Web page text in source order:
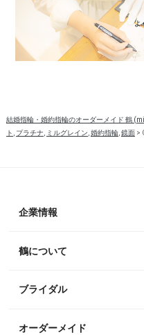
よ
結婚指輪・婚約指輪のオーダーメイド 鶴
ト , プラチナ, ミルグレイン,婚約指輪,鏡面 >
企業情報
鶴について
ブライダル
オーダーメイド